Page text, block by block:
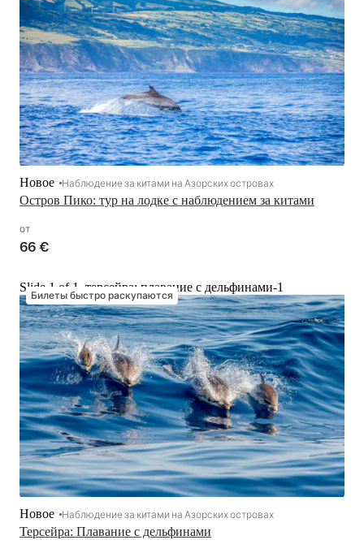
Остров Пико: тур на лодке с наблюдением за китами
Новое Наблюдение за китами на Азорских островах
от
66 €
Билеты быстро раскупаются
Slide 1 of 1, терсейра: плавание с дельфинами-1
Терсейра: Плавание с дельфинами
Новое Наблюдение за китами на Азорских островах